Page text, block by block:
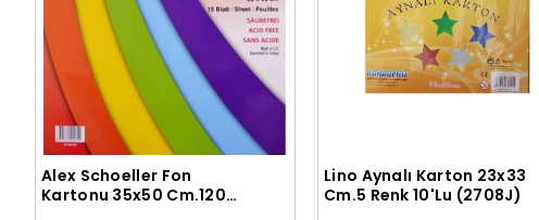
Sepete Ekle
Alex Schoeller Fon
Kartonu 35x50 Cm.120
Sepete Ekle
Lino Aynalı Karton 23x33
Cm.5 Renk 10'Lu (2708J)